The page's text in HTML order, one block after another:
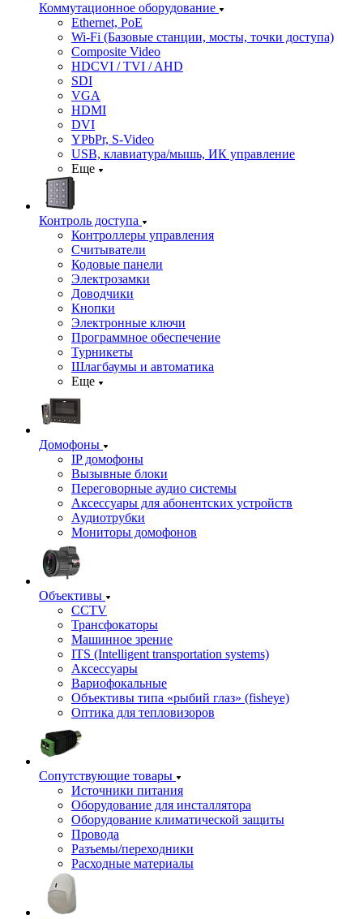
Коммутационное оборудование
Ethernet, PoE
Wi-Fi (Базовые станции, мосты, точки доступа)
Composite Video
HDCVI / TVI / AHD
SDI
VGA
HDMI
DVI
YPbPr, S-Video
USB, клавиатура/мышь, ИК управление
Еще
Контроль доступа
Контроллеры управления
Считыватели
Кодовые панели
Электрозамки
Доводчики
Кнопки
Электронные ключи
Программное обеспечение
Турникеты
Шлагбаумы и автоматика
Еще
Домофоны
IP домофоны
Вызывные блоки
Переговорные аудио системы
Аксессуары для абонентских устройств
Аудиотрубки
Мониторы домофонов
Объективы
CCTV
Трансфокаторы
Машинное зрение
ITS (Intelligent transportation systems)
Аксессуары
Вариофокальные
Объективы типа «рыбий глаз» (fisheye)
Оптика для тепловизоров
Сопутствующие товары
Источники питания
Оборудование для инсталлятора
Оборудование климатической защиты
Провода
Разъемы/переходники
Расходные материалы